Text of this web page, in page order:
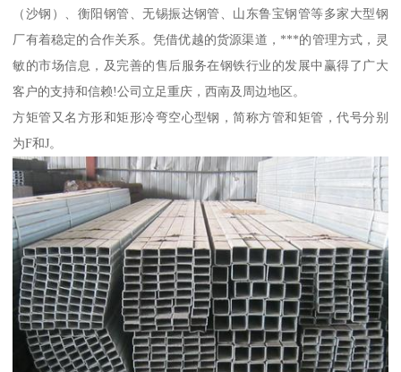
（沙钢）、衡阳钢管、无锡振达钢管、山东鲁宝钢管等多家大型钢
厂有着稳定的合作关系。凭借优越的货源渠道，***的管理方式，灵
敏的市场信息，及完善的售后服务在钢铁行业的发展中赢得了广大
客户的支持和信赖!公司立足重庆，西南及周边地区。
方矩管又名方形和矩形冷弯空心型钢，简称方管和矩管，代号分别
为F和J。